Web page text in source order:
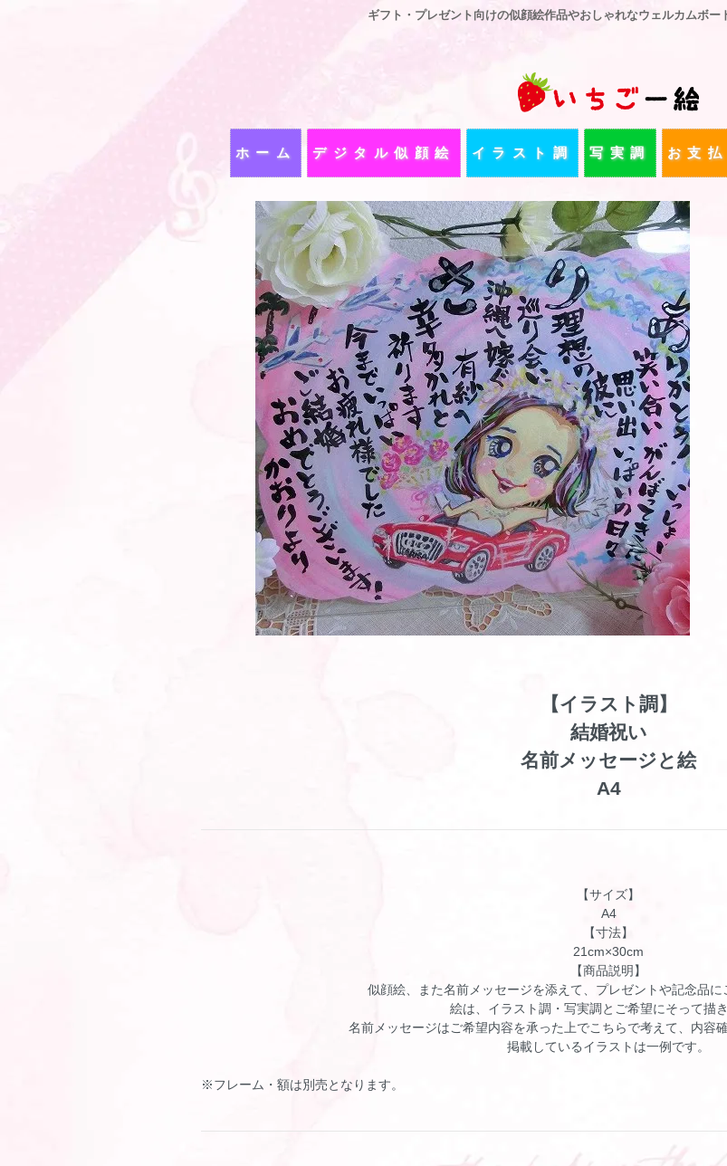
ギフト・プレゼント向けの似顔絵作品やおしゃれなウェルカムボー
ホーム デジタル似顔絵 イラスト調 写実調 お支
【イラスト調】
結婚祝い
名前メッセージと絵
A4
【サイズ】
A4
【寸法】
21cm×30cm
【商品説明】
似顔絵、また名前メッセージを添えて、プレゼントや記念品に
絵は、イラスト調・写実調とご希望にそって描き
名前メッセージはご希望内容を承った上でこちらで考えて、内容
掲載しているイラストは一例です。
※フレーム・額は別売となります。